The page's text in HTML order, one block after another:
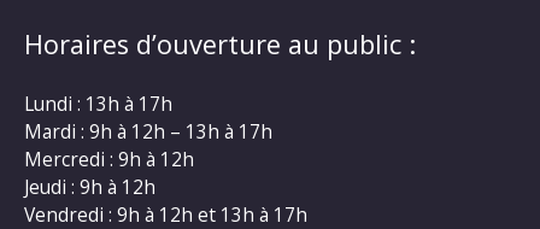
Horaires d’ouverture au public :
Lundi : 13h à 17h
Mardi : 9h à 12h – 13h à 17h
Mercredi : 9h à 12h
Jeudi : 9h à 12h
Vendredi : 9h à 12h et 13h à 17h